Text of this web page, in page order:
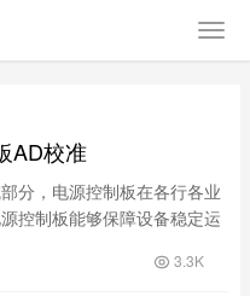
AD校准
分，电源控制板在各行各业
控制板能够保障设备稳定运
3.3K